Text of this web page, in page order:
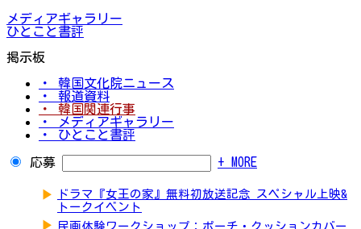
メディアギャラリー
ひとこと書評
掲示板
・ 韓国文化院ニュース
・ 報道資料
・ 韓国関連行事
・ メディアギャラリー
・ ひとこと書評
応募 + MORE
▶
ドラマ『女王の家』無料初放送記念 スペシャル上映&
トークイベント
▶ 民画体験ワークショップ：ポーチ・クッションカバー